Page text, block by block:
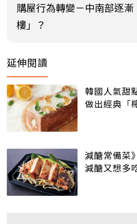
購屋行為轉變－中南部逐
樓」？
延伸閱讀
韓國人氣甜
做出經典「
減醣常備菜
減醣又想多